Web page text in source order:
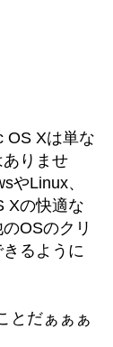
OS Xは単な
りませ
やLinux、
Xの快適な
OSのクリ
るように
とだぁぁぁ